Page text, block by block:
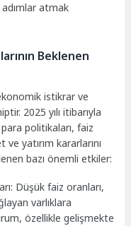
atmak
Beklenen
istikrar ve
2025 yılı itibarıyla
politikaları, faiz
yatırım kararlarını
bazı önemli etkiler:
Düşük faiz oranları,
varlıklara
özellikle gelişmekte